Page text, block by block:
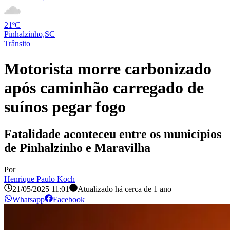
21ºC
Pinhalzinho,SC
Trânsito
Motorista morre carbonizado
após caminhão carregado de
suínos pegar fogo
Fatalidade aconteceu entre os municípios
de Pinhalzinho e Maravilha
Por
Henrique Paulo Koch
21/05/2025 11:01
Atualizado há cerca de 1 ano
Whatsapp
Facebook